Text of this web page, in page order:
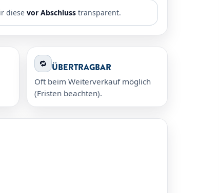
diese vor Abschluss transparent.
🔁 ÜBERTRAGBAR
Oft beim Weiterverkauf möglich
(Fristen beachten).